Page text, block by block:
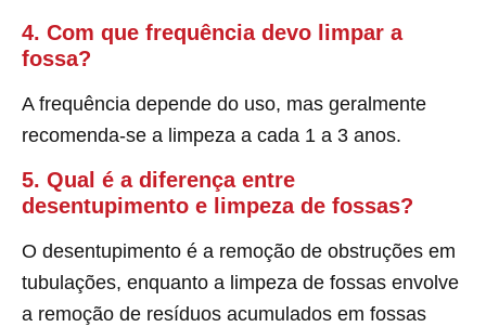
4. Com que frequência devo limpar a
fossa?
A frequência depende do uso, mas geralmente
recomenda-se a limpeza a cada 1 a 3 anos.
5. Qual é a diferença entre
desentupimento e limpeza de fossas?
O desentupimento é a remoção de obstruções em
tubulações, enquanto a limpeza de fossas envolve
a remoção de resíduos acumulados em fossas